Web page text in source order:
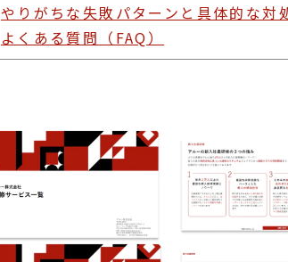
やりがちな失敗パターンと具体的な対
よくある質問（FAQ）